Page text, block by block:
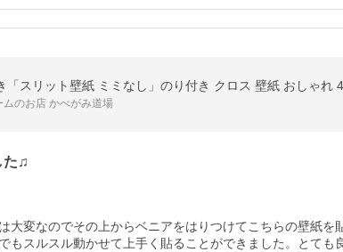
ムのお店 かべがみ道場
た♫
大変なのでその上からベニアをはりつけてこちらの壁紙を
もスルスル動かせて上手く貼ることができました。とても